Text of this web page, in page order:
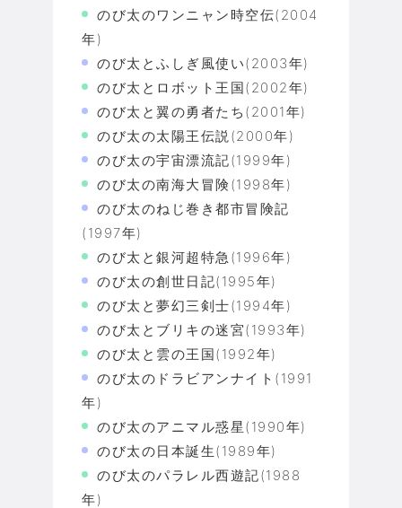
のび太のワンニャン時空伝(2004
年)
のび太とふしぎ風使い(2003年)
のび太とロボット王国(2002年)
のび太と翼の勇者たち(2001年)
のび太の太陽王伝説(2000年)
のび太の宇宙漂流記(1999年)
のび太の南海大冒険(1998年)
のび太のねじ巻き都市冒険記
(1997年)
のび太と銀河超特急(1996年)
のび太の創世日記(1995年)
のび太と夢幻三剣士(1994年)
のび太とブリキの迷宮(1993年)
のび太と雲の王国(1992年)
のび太のドラビアンナイト(1991
年)
のび太のアニマル惑星(1990年)
のび太の日本誕生(1989年)
のび太のパラレル西遊記(1988
年)